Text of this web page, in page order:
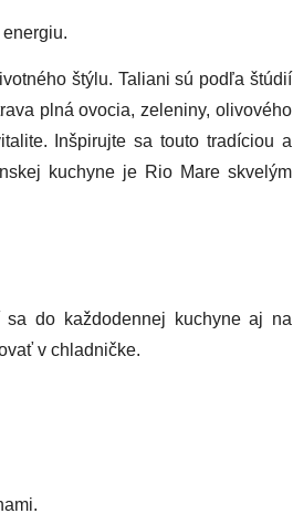
štýlu. Taliani sú podľa štúdií
plná ovocia, zeleniny, olivového
Inšpirujte sa touto tradíciou a
kuchyne je Rio Mare skvelým
do každodennej kuchyne aj na
v chladničke.